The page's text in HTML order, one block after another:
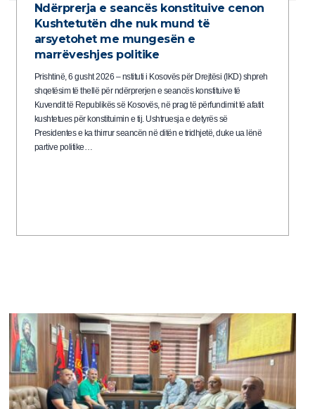
Ndërprerja e seancës konstituive cenon
Kushtetutën dhe nuk mund të
arsyetohet me mungesën e
marrëveshjes politike
Prishtinë, 6 gusht 2026 – nstituti i Kosovës për Drejtësi (IKD) shpreh
shqetësim të thellë për ndërprerjen e seancës konstituive të
Kuvendit të Republikës së Kosovës, në prag të përfundimit të afatit
kushtetues për konstituimin e tij. Ushtruesja e detyrës së
Presidentes e ka thirrur seancën në ditën e tridhjetë, duke ua lënë
partive politike…